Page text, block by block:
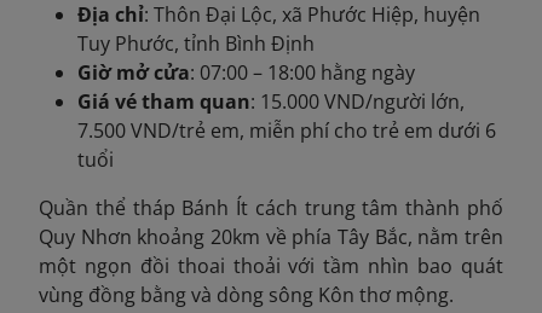
Địa chỉ: Thôn Đại Lộc, xã Phước Hiệp, huyện
Tuy Phước, tỉnh Bình Định
Giờ mở cửa: 07:00 – 18:00 hằng ngày
Giá vé tham quan: 15.000 VND/người lớn,
7.500 VND/trẻ em, miễn phí cho trẻ em dưới 6
tuổi
Quần thể tháp Bánh Ít cách trung tâm thành phố
Quy Nhơn khoảng 20km về phía Tây Bắc, nằm trên
một ngọn đồi thoai thoải với tầm nhìn bao quát
vùng đồng bằng và dòng sông Kôn thơ mộng.